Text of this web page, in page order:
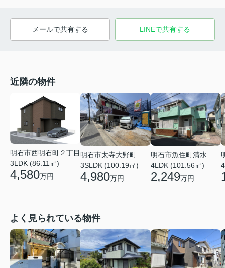
メールで共有する LINEで共有する
近隣の物件
明石市西明石町２丁目
3LDK (86.11㎡)
4,580万円
明石市太寺大野町
3SLDK (100.19㎡)
4,980万円
明石市魚住町清水
4LDK (101.56㎡)
2,249万円
よく見られている物件